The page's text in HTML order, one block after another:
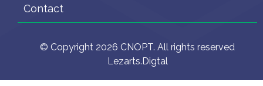
Contact
© Copyright 2026 CNOPT. All rights reserved
Lezarts.Digtal